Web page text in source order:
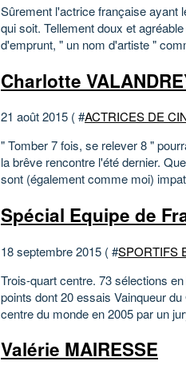
Sûrement l'actrice française ayant
qui soit. Tellement doux et
d'emprunt, " un nom d'artiste "
Charlotte
21 août 2015 ( #ACTRICES DE
" Tomber 7 fois, se relever 8 "
la brêve rencontre l'été dernier.
sont (également comme moi)
Spécial Equipe de
18 septembre 2015 ( #SPORTIFS
Trois-quart centre. 73 sélections
points dont 20 essais Vainqueur
centre du monde en 2005 par un
Valérie MAIRESSE